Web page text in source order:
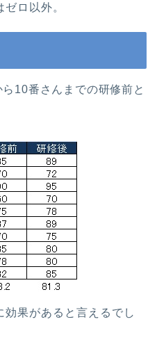
ロ以外。
10番さんまでの研修前と
効果があると言えるでし